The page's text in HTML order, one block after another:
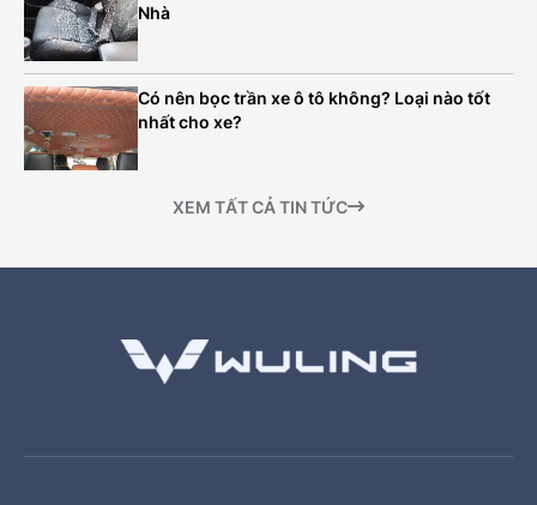
Nhà
Có nên bọc trần xe ô tô không? Loại nào tốt
nhất cho xe?
XEM TẤT CẢ TIN TỨC